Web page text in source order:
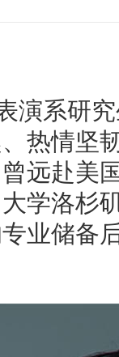
演系研
热情坚
远赴美
学洛杉
业储备